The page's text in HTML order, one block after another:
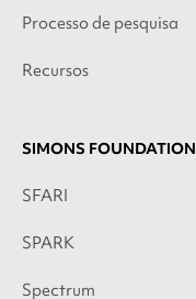
Processo de pesquisa
Recursos
SIMONS FOUNDATION
SFARI
SPARK
Spectrum